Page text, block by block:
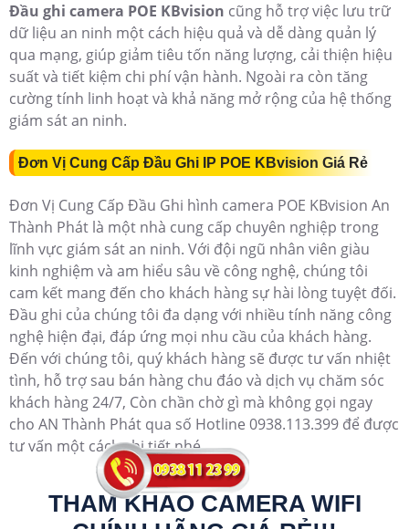
Đầu ghi camera POE KBvision cũng hỗ trợ việc lưu trữ
dữ liệu an ninh một cách hiệu quả và dễ dàng quản lý
qua mạng, giúp giảm tiêu tốn năng lượng, cải thiện hiệu
suất và tiết kiệm chi phí vận hành. Ngoài ra còn tăng
cường tính linh hoạt và khả năng mở rộng của hệ thống
giám sát an ninh.
Đơn Vị Cung Cấp Đầu Ghi IP POE KBvision Giá Rẻ
Đơn Vị Cung Cấp Đầu Ghi hình camera POE KBvision An
Thành Phát là một nhà cung cấp chuyên nghiệp trong
lĩnh vực giám sát an ninh. Với đội ngũ nhân viên giàu
kinh nghiệm và am hiểu sâu về công nghệ, chúng tôi
cam kết mang đến cho khách hàng sự hài lòng tuyệt đối.
Đầu ghi của chúng tôi đa dạng với nhiều tính năng công
nghệ hiện đại, đáp ứng mọi nhu cầu của khách hàng.
Đến với chúng tôi, quý khách hàng sẽ được tư vấn nhiệt
tình, hỗ trợ sau bán hàng chu đáo và dịch vụ chăm sóc
khách hàng 24/7, Còn chần chờ gì mà không gọi ngay
cho AN Thành Phát qua số Hotline 0938.113.399 để được
tư vấn một cách chi tiết nhé
THAM KHẢO CAMERA WIFI